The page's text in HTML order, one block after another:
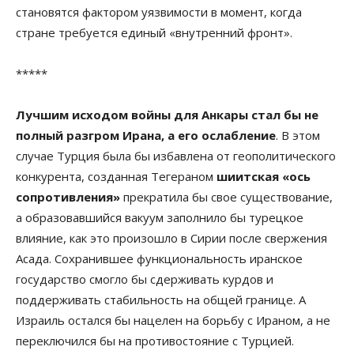
становятся фактором уязвимости в момент, когда
стране требуется единый «внутренний фронт».
*****
Лучшим исходом войны для Анкары стал бы не
полный разгром Ирана, а его ослабление. В этом
случае Турция была бы избавлена от геополитического
конкурента, созданная Тегераном шиитская «ось
сопротивления» прекратила бы свое существование,
а образовавшийся вакуум заполнило бы турецкое
влияние, как это произошло в Сирии после свержения
Асада. Сохранившее функциональность иранское
государство смогло бы сдерживать курдов и
поддерживать стабильность на общей границе. А
Израиль остался бы нацелен на борьбу с Ираном, а не
переключился бы на противостояние с Турцией.